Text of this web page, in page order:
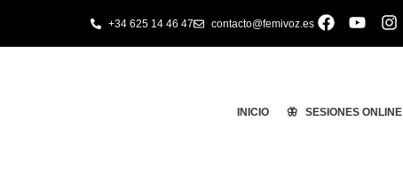
+34 625 14 46 47 contacto@femivoz.es
INICIO 🦋 SESIONES ONLINE